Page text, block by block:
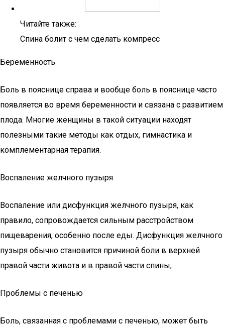
Читайте также:
Спина болит с чем сделать компресс
Беременность
Боль в пояснице справа и вообще боль в пояснице часто
появляется во время беременности и связана с развитием
плода. Многие женщины в такой ситуации находят
полезными такие методы как отдых, гимнастика и
комплементарная терапия.
Воспаление желчного пузыря
Воспаление или дисфункция желчного пузыря, как
правило, сопровождается сильным расстройством
пищеварения, особенно после еды. Дисфункция желчного
пузыря обычно становится причиной боли в верхней
правой части живота и в правой части спины;
Проблемы с печенью
Боль, связанная с проблемами с печенью, может быть